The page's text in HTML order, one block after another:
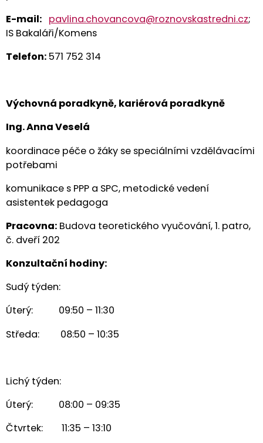
E-mail: pavlina.chovancova@roznovskastredni.cz;
IS Bakaláři/Komens
Telefon: 571 752 314
Výchovná poradkyně, kariérová poradkyně
Ing. Anna Veselá
koordinace péče o žáky se speciálními vzdělávacími
potřebami
komunikace s PPP a SPC, metodické vedení
asistentek pedagoga
Pracovna: Budova teoretického vyučování, 1. patro,
č. dveří 202
Konzultační hodiny:
Sudý týden:
Úterý: 09:50 – 11:30
Středa: 08:50 – 10:35
Lichý týden:
Úterý: 08:00 – 09:35
Čtvrtek: 11:35 – 13:10